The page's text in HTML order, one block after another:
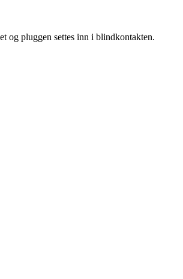
og pluggen settes inn i blindkontakten.